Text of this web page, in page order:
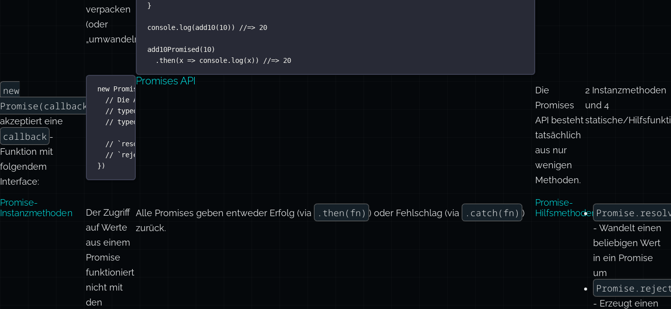
verpacken
(oder
„umwandeln“).
}
console. log(add10(10)) //=> 20
add10Promised (10)
. then(x => console. log(x)) //=> 20
new
Promise(callback)
akzeptiert eine
callback -
Funktion mit
folgendem
Interface:
new Promise
// Die Argumente `resolve` und `reject` sind beides Funktionen.
// typeof resolve === 'function'
// typeof reject === 'function'
// `resolve(result)` muss ausgeführt werden, wenn das Promise erfüllt ist
// `reject(Error)` muss ausgeführt werden, wenn das Promise abgelehnt wird
})
Promises API
Die
Promises
API besteht
tatsächlich
aus nur
wenigen
Methoden.
2 Instanzmethoden
und 4
statische/
Promise-
Instanzmethoden
Der Zugriff
auf Werte
aus einem
Promise
funktioniert
nicht mit
den
Alle Promises geben entweder Erfolg (via .then(fn) ) oder Fehlschlag (via .catch(fn) )
zurück.
Promise-
Hilfsmethoden
- Wandelt einen
beliebigen Wert
in ein Promise
um
- Erzeugt einen